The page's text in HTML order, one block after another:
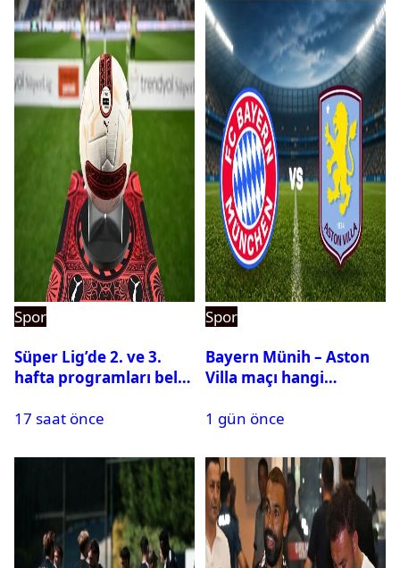
Spor
Süper Lig’de 2. ve 3.
hafta programları belli
17 saat önce
Spor
Bayern Münih – Aston
Villa maçı hangi
saat kaçta oynanacak?
1 gün önce